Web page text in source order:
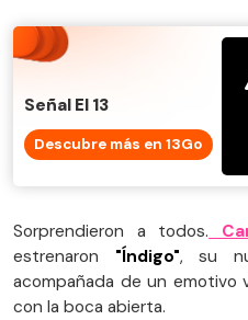
Señal El 13
Descubre más en 13Go
Sorprendieron a todos.
estrenaron "Índigo", su
acompañada de un emotivo
con la boca abierta.